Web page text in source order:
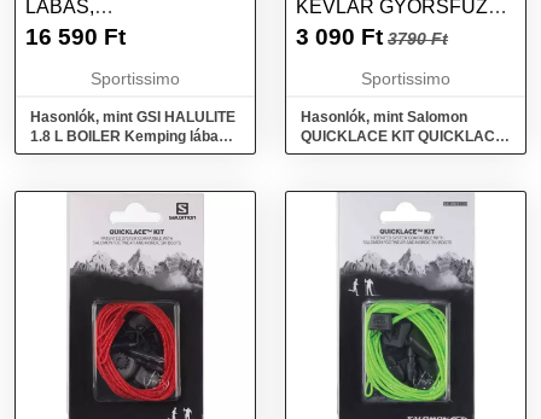
LÁBAS,
SÖTÉTSZÜRKE,
16 590 Ft
Sportissimo
Hasonlók, mint GSI HALULITE
1.8 L BOILER Kemping lábas,
sötétszürke, méret
KEVLÁR GYORSFŰZŐ,
SZÜRKE, MÉRET
3 090 Ft 3790 Ft
Sportissimo
Hasonlók, mint Salomon
QUICKLACE KIT QUICKLACE
KIT - Kevlár gyorsfűző,